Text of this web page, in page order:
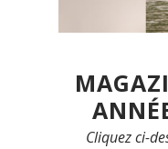
Cliquez ci-